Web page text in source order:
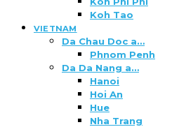
Koh Tao
VIETNAM
Da Chau Doc a…
Phnom Penh
Da Da Nang a…
Hanoi
Hoi An
Hue
Nha Trang